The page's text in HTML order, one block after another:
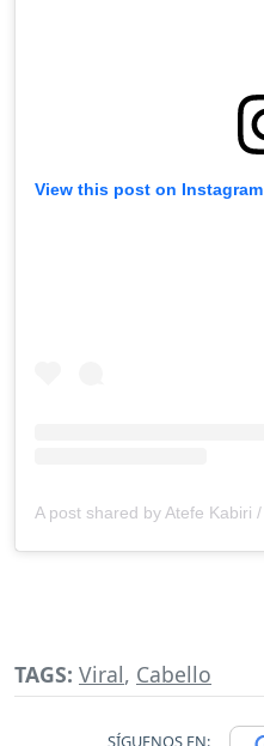
View this post on Instagram
TAGS: Viral, Cabello